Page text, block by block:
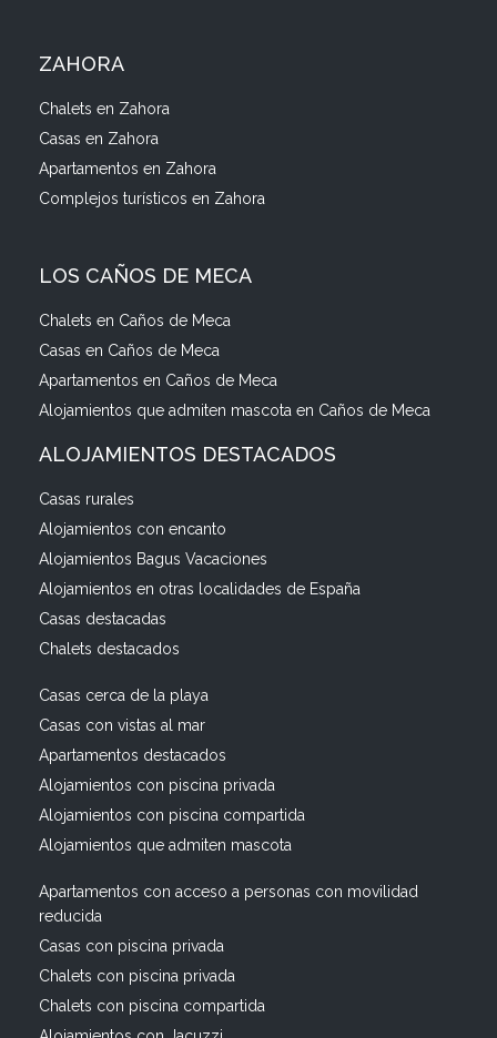
ZAHORA
Chalets en Zahora
Casas en Zahora
Apartamentos en Zahora
Complejos turísticos en Zahora
LOS CAÑOS DE MECA
Chalets en Caños de Meca
Casas en Caños de Meca
Apartamentos en Caños de Meca
Alojamientos que admiten mascota en Caños de Meca
ALOJAMIENTOS DESTACADOS
Casas rurales
Alojamientos con encanto
Alojamientos Bagus Vacaciones
Alojamientos en otras localidades de España
Casas destacadas
Chalets destacados
Casas cerca de la playa
Casas con vistas al mar
Apartamentos destacados
Alojamientos con piscina privada
Alojamientos con piscina compartida
Alojamientos que admiten mascota
Apartamentos con acceso a personas con movilidad
reducida
Casas con piscina privada
Chalets con piscina privada
Chalets con piscina compartida